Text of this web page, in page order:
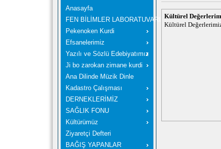
Anasayfa
FEN BİLİMLER LABORATUVARI
Pekenoken Kurdi
Efsanelerimiz
Yazılı ve Sözlü Edebiyatımız
Ji bo zarokan zimane kurdi
Ana Dilinde Müzik Dinle
Kadastro Çalışması
DERNEKLERİMİZ
SAĞLIK FONU
Kültürümüz
Ziyaretçi Defteri
BAĞIŞ YAPANLAR
Kültürel
Kültürel